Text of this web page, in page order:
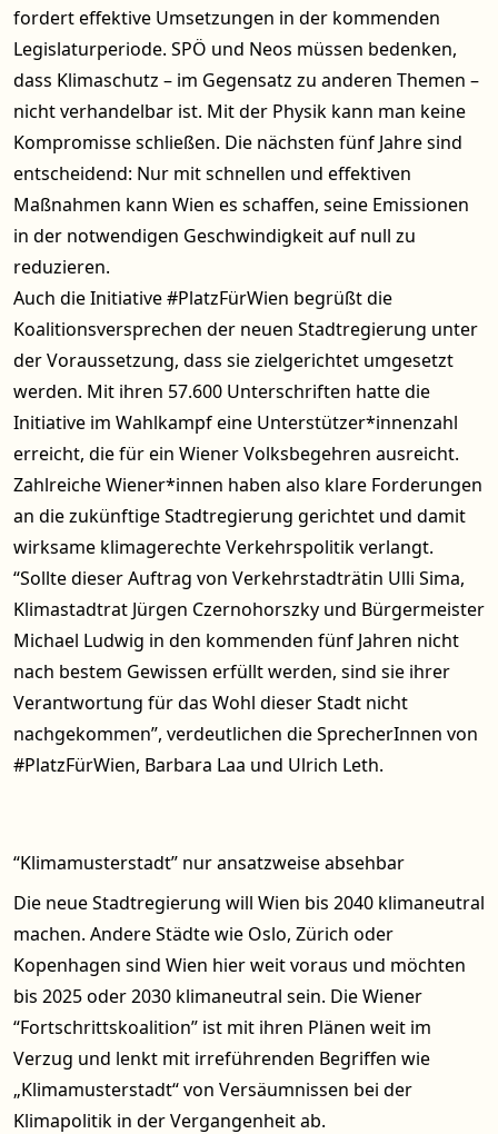
fordert effektive Umsetzungen in der kommenden
Legislaturperiode. SPÖ und Neos müssen bedenken,
dass Klimaschutz – im Gegensatz zu anderen Themen –
nicht verhandelbar ist. Mit der Physik kann man keine
Kompromisse schließen. Die nächsten fünf Jahre sind
entscheidend: Nur mit schnellen und effektiven
Maßnahmen kann Wien es schaffen, seine Emissionen
in der notwendigen Geschwindigkeit auf null zu
reduzieren.
Auch die Initiative #PlatzFürWien begrüßt die
Koalitionsversprechen der neuen Stadtregierung unter
der Voraussetzung, dass sie zielgerichtet umgesetzt
werden. Mit ihren 57.600 Unterschriften hatte die
Initiative im Wahlkampf eine Unterstützer*innenzahl
erreicht, die für ein Wiener Volksbegehren ausreicht.
Zahlreiche Wiener*innen haben also klare Forderungen
an die zukünftige Stadtregierung gerichtet und damit
wirksame klimagerechte Verkehrspolitik verlangt.
“Sollte dieser Auftrag von Verkehrstadträtin Ulli Sima,
Klimastadtrat Jürgen Czernohorszky und Bürgermeister
Michael Ludwig in den kommenden fünf Jahren nicht
nach bestem Gewissen erfüllt werden, sind sie ihrer
Verantwortung für das Wohl dieser Stadt nicht
nachgekommen”, verdeutlichen die SprecherInnen von
#PlatzFürWien, Barbara Laa und Ulrich Leth.
“Klimamusterstadt” nur ansatzweise absehbar
Die neue Stadtregierung will Wien bis 2040 klimaneutral
machen. Andere Städte wie Oslo, Zürich oder
Kopenhagen sind Wien hier weit voraus und möchten
bis 2025 oder 2030 klimaneutral sein. Die Wiener
“Fortschrittskoalition” ist mit ihren Plänen weit im
Verzug und lenkt mit irreführenden Begriffen wie
„Klimamusterstadt“ von Versäumnissen bei der
Klimapolitik in der Vergangenheit ab.